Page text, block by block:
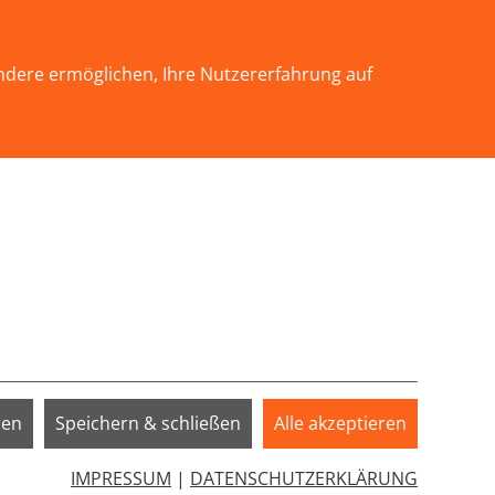
ermöglichen, Ihre Nutzererfahrung auf
Speichern & schließen Alle akzeptieren
IMPRESSUM | DATENSCHUTZERKLÄRUNG